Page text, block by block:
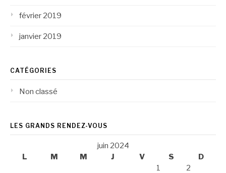
février 2019
janvier 2019
CATÉGORIES
Non classé
LES GRANDS RENDEZ-VOUS
juin 2024
L
M M J V S
D
1
2